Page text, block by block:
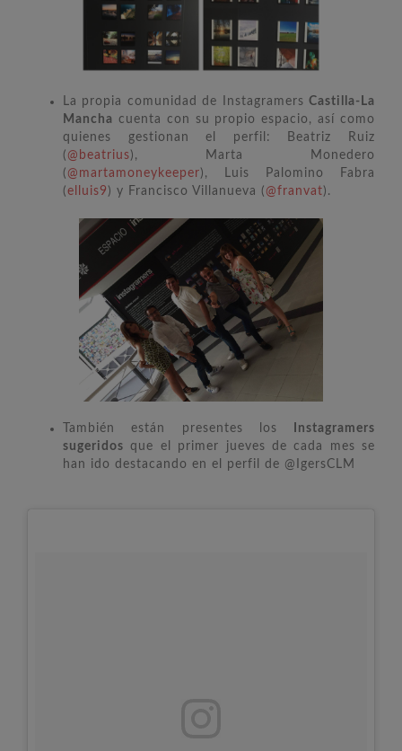
La propia comunidad de Instagramers Castilla-La
Mancha
cuenta con su propio espacio, así como
quienes gestionan el perfil: Beatriz Ruiz
( @beatrius), Marta Monedero
( @martamoneykeeper), Luis Palomino Fabra
(elluis9 ) y Francisco Villanueva ( @franvat).
También están presentes los
Instagramers
sugeridos que el primer jueves de cada mes se
han ido destacando en el perfil de @IgersCLM